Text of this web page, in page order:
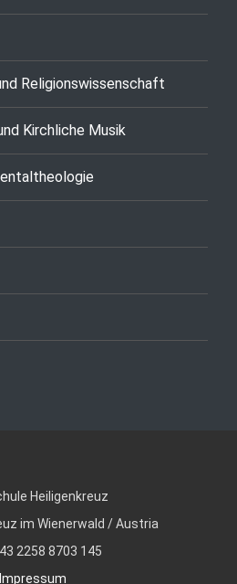
Religionswissenschaft
Kirchliche Musik
Heiligenkreuz
im Wienerwald / Austria
2258 8703 145
Impressum